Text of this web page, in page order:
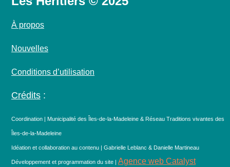
À propos
Nouvelles
Conditions d’utilisation
Crédits :
Coordination | Municipalité des Îles-de-la-Madeleine & Réseau Traditions vivantes des
Îles-de-la-Madeleine
Idéation et collaboration au contenu | Gabrielle Leblanc & Danielle Martineau
Développement et programmation du site | Agence web Catalyst